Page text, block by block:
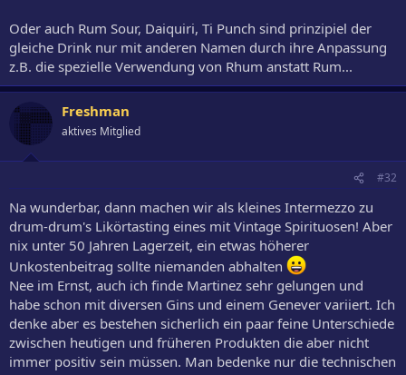
Oder auch Rum Sour, Daiquiri, Ti Punch sind prinzipiel der
gleiche Drink nur mit anderen Namen durch ihre Anpassung
z.B. die spezielle Verwendung von Rhum anstatt Rum...
Freshman
aktives Mitglied
#32
Na wunderbar, dann machen wir als kleines Intermezzo zu
drum-drum's Likörtasting eines mit Vintage Spirituosen! Aber
nix unter 50 Jahren Lagerzeit, ein etwas höherer
Unkostenbeitrag sollte niemanden abhalten
Nee im Ernst, auch ich finde Martinez sehr gelungen und
habe schon mit diversen Gins und einem Genever variiert. Ich
denke aber es bestehen sicherlich ein paar feine Unterschiede
zwischen heutigen und früheren Produkten die aber nicht
immer positiv sein müssen. Man bedenke nur die technischen